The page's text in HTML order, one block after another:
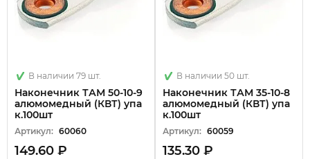
В наличии 79 шт.
Наконечник ТАМ 50-10-9
алюмомедный (КВТ) упа
к.100шт
Артикул: 60060
149.60 ₽
В наличии 50 шт.
Наконечник ТАМ 35-10-8
алюмомедный (КВТ) упа
к.100шт
Артикул: 60059
135.30 ₽